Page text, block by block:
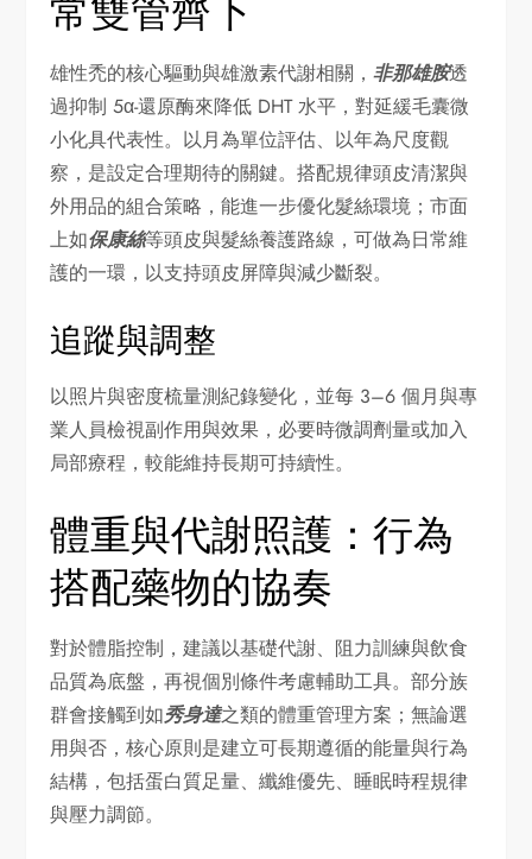
常雙管齊下
雄性禿的核心驅動與雄激素代謝相關，非那雄胺透
過抑制 5α-還原酶來降低 DHT 水平，對延緩毛囊微
小化具代表性。以月為單位評估、以年為尺度觀
察，是設定合理期待的關鍵。搭配規律頭皮清潔與
外用品的組合策略，能進一步優化髮絲環境；市面
上如保康絲等頭皮與髮絲養護路線，可做為日常維
護的一環，以支持頭皮屏障與減少斷裂。
追蹤與調整
以照片與密度梳量測紀錄變化，並每 3–6 個月與專
業人員檢視副作用與效果，必要時微調劑量或加入
局部療程，較能維持長期可持續性。
體重與代謝照護：行為
搭配藥物的協奏
對於體脂控制，建議以基礎代謝、阻力訓練與飲食
品質為底盤，再視個別條件考慮輔助工具。部分族
群會接觸到如秀身達之類的體重管理方案；無論選
用與否，核心原則是建立可長期遵循的能量與行為
結構，包括蛋白質足量、纖維優先、睡眠時程規律
與壓力調節。